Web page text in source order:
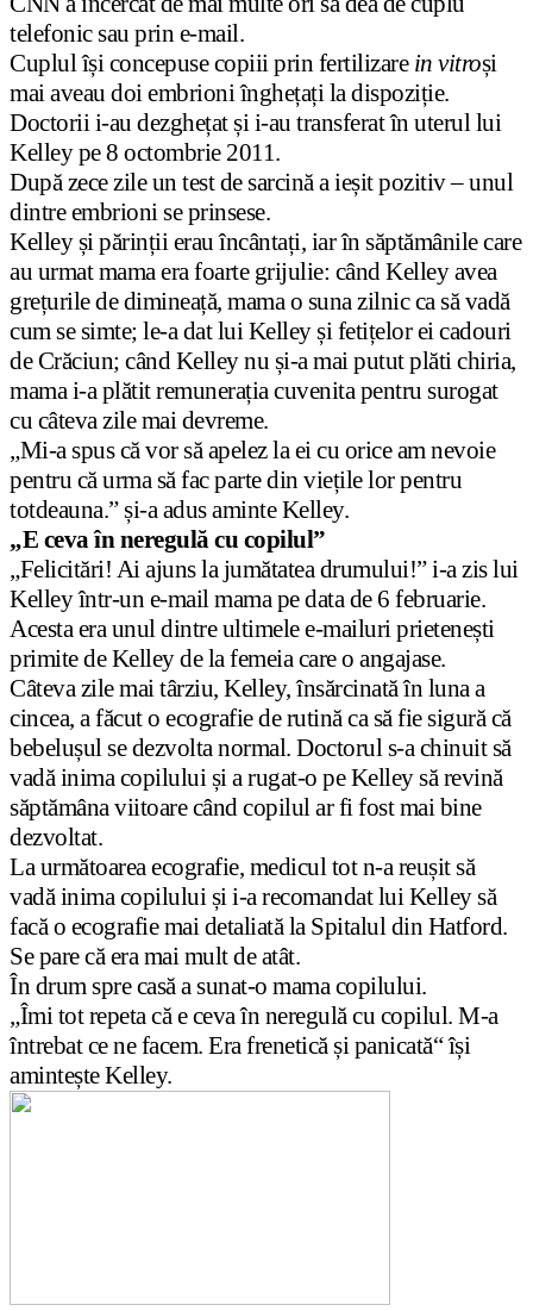
telefonic sau prin e-mail.
Cuplul își concepuse copiii prin fertilizare in vitroși
mai aveau doi embrioni înghețați la dispoziție.
Doctorii i-au dezghețat și i-au transferat în uterul lui
Kelley pe 8 octombrie 2011.
După zece zile un test de sarcină a ieșit pozitiv – unul
dintre embrioni se prinsese.
Kelley și părinții erau încântați, iar în săptămânile care
au urmat mama era foarte grijulie: când Kelley avea
grețurile de dimineață, mama o suna zilnic ca să vadă
cum se simte; le-a dat lui Kelley și fetițelor ei cadouri
de Crăciun; când Kelley nu și-a mai putut plăti chiria,
mama i-a plătit remunerația cuvenita pentru surogat
cu câteva zile mai devreme.
„Mi-a spus că vor să apelez la ei cu orice am nevoie
pentru că urma să fac parte din viețile lor pentru
totdeauna.” și-a adus aminte Kelley.
„E ceva în neregulă cu copilul”
„Felicitări! Ai ajuns la jumătatea drumului!” i-a zis lui
Kelley într-un e-mail mama pe data de 6 februarie.
Acesta era unul dintre ultimele e-mailuri prietenești
primite de Kelley de la femeia care o angajase.
Câteva zile mai târziu, Kelley, însărcinată în luna a
cincea, a făcut o ecografie de rutină ca să fie sigură că
bebelușul se dezvolta normal. Doctorul s-a chinuit să
vadă inima copilului și a rugat-o pe Kelley să revină
săptămâna viitoare când copilul ar fi fost mai bine
dezvoltat.
La următoarea ecografie, medicul tot n-a reușit să
vadă inima copilului și i-a recomandat lui Kelley să
facă o ecografie mai detaliată la Spitalul din Hatford.
Se pare că era mai mult de atât.
În drum spre casă a sunat-o mama copilului.
„Îmi tot repeta că e ceva în neregulă cu copilul. M-a
întrebat ce ne facem. Era frenetică și panicată“își
amintește Kelley.